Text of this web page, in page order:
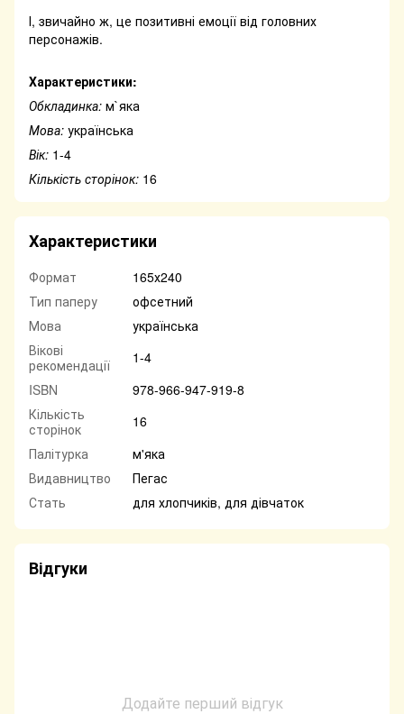
І, звичайно ж, це позитивні емоції від головних
персонажів.
Характеристики:
Обкладинка: м`яка
Мова: українська
Вік: 1-4
Кількість сторінок: 16
Характеристики
Формат
165х240
Тип паперу
офсетний
Мова
українська
Вікові
рекомендації
1-4
ISBN
978-966-947-919-8
Кількість
сторінок
16
Палітурка
м'яка
Видавництво
Пегас
Стать
для хлопчиків, для дівчаток
Відгуки
Додайте перший відгук